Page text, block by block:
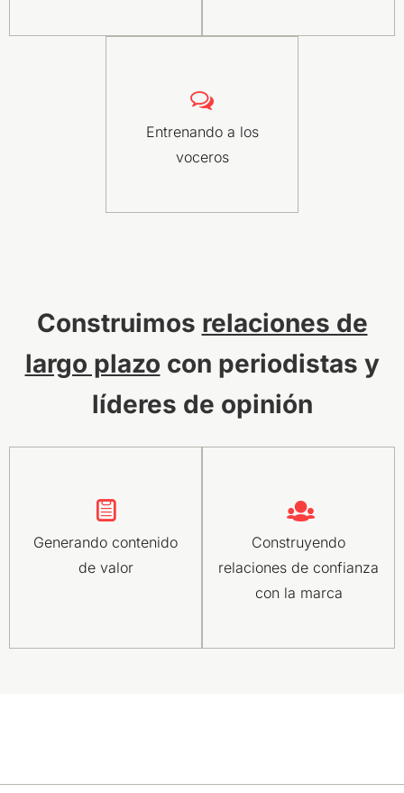
Entrenando a los
voceros
Construimos relaciones de
largo plazo con periodistas y
líderes de opinión
Generando contenido
de valor
Construyendo
relaciones de confianza
con la marca